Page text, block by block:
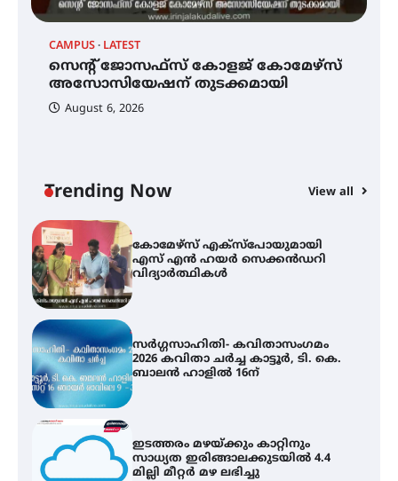
CAMPUS LATEST
സെന്റ് ജോസഫ്സ് കോളജ് കോമേഴ്‌സ്
അസോസിയേഷന് തുടക്കമായി
August 6, 2026
Trending Now View all
സെന്റ് ജോസഫ്സ് കോളജ്
കോമേഴ്‌സ് അസോസിയേഷന്
തുടക്കമായി
സർഗ്ഗസാഹിതി- കവിതാസംഗമം
2026 കവിതാ ചർച്ച കാട്ടൂർ, ടി. കെ.
ബാലൻ ഹാളിൽ 16ന്
ഇടത്തരം മഴയ്ക്കും കാറ്റിനും
സാധ്യത ഇരിങ്ങാലക്കുടയിൽ 4.4
മില്ലി മീറ്റർ മഴ ലഭിച്ചു
ഐ.ഐ.ടി മദ്രാസ്സിൽ നിന്നും
ഡോക്ടറേറ്റ് – ഇരിങ്ങാലക്കുട
സ്വദേശി ആതിര എം കെ യുടെ